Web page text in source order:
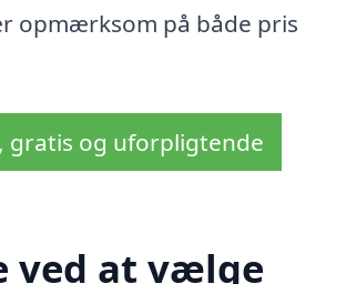
opmærksom på både pris
gratis og uforpligtende
ved at vælge